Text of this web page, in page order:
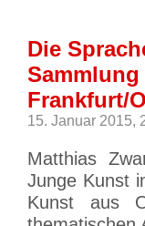
Die
Frankfurt/
15. Januar 2015,
Matthias
Junge Kunst
Kunst aus